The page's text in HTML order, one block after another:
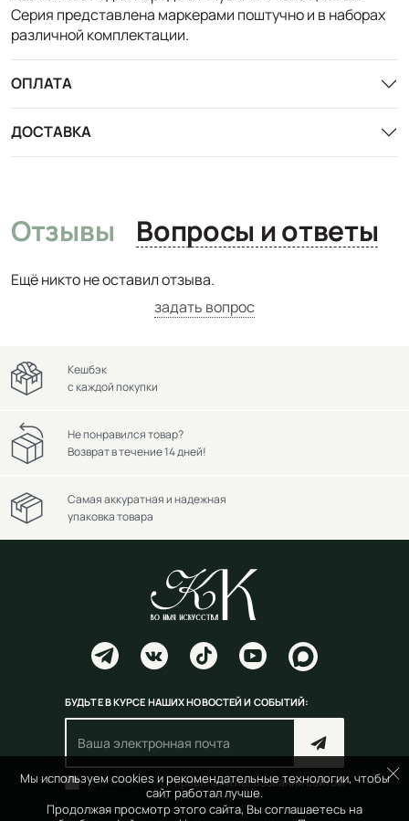
Серия представлена маркерами поштучно и в наборах
различной комплектации.
ОПЛАТА
ДОСТАВКА
Отзывы Вопросы и ответы
Ещё никто не оставил отзыва.
задать вопрос
Мы используем cookies и рекомендательные технологии, чтобы
сайт работал лучше.
Продолжая просмотр этого сайта, Вы соглашаетесь на
Кешбэк
с каждой покупки
Не понравился товар?
Возврат в течение 14 дней!
Самая аккуратная и надежная
упаковка товара
БУДЬТЕ В КУРСЕ НАШИХ НОВОСТЕЙ И СОБЫТИЙ:
Согласен(на) справилами пользования сайтом